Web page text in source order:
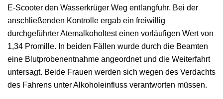
E-Scooter den Wasserkrüger Weg entlangfuhr. Bei der
anschließenden Kontrolle ergab ein freiwillig
durchgeführter Atemalkoholtest einen vorläufigen Wert von
1,34 Promille. In beiden Fällen wurde durch die Beamten
eine Blutprobenentnahme angeordnet und die Weiterfahrt
untersagt. Beide Frauen werden sich wegen des Verdachts
des Fahrens unter Alkoholeinfluss verantworten müssen.